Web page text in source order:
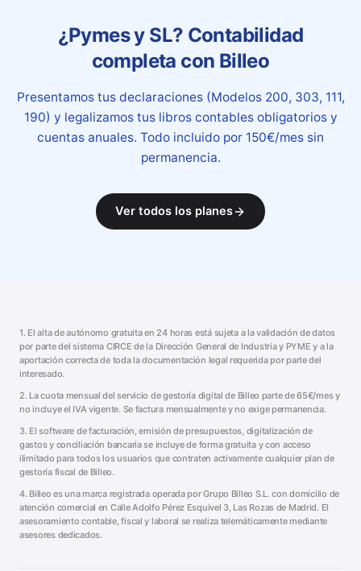
¿Pymes y SL? Contabilidad
completa con Billeo
Presentamos tus declaraciones (Modelos 200, 303, 111,
190) y legalizamos tus libros contables obligatorios y
cuentas anuales. Todo incluido por 150€/mes sin
permanencia.
Ver todos los planes
1. El alta de autónomo gratuita en 24 horas está sujeta a la validación de datos
por parte del sistema CIRCE de la Dirección General de Industria y PYME y a la
aportación correcta de toda la documentación legal requerida por parte del
interesado.
2. La cuota mensual del servicio de gestoría digital de Billeo parte de 65€/mes y
no incluye el IVA vigente. Se factura mensualmente y no exige permanencia.
3. El software de facturación, emisión de presupuestos, digitalización de
gastos y conciliación bancaria se incluye de forma gratuita y con acceso
ilimitado para todos los usuarios que contraten activamente cualquier plan de
gestoría fiscal de Billeo.
4. Billeo es una marca registrada operada por Grupo Billeo S.L. con domicilio de
atención comercial en Calle Adolfo Pérez Esquivel 3, Las Rozas de Madrid. El
asesoramiento contable, fiscal y laboral se realiza telemáticamente mediante
asesores dedicados.